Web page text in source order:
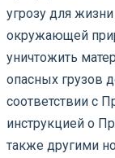
угрозу для
окружающей
уничтожить
опасных грузов
соответствии с
инструкцией о
также другими